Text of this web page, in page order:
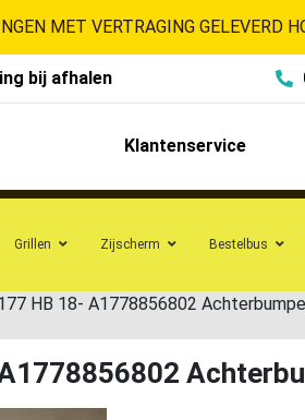
MET VERTRAGING GELEVERD
bij afhalen
Klantenservice
Grillen Zijscherm Bestelbus
HB 18- A1778856802